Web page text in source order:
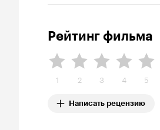
Рейтинг фильма
1 2 3 4 5
Написать рецензию